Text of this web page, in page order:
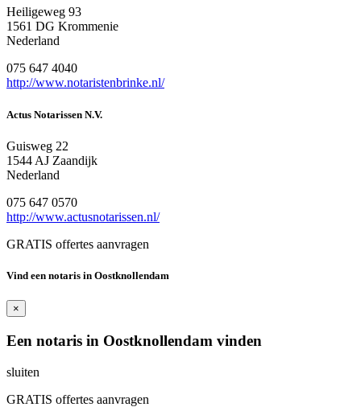
Heiligeweg 93
1561 DG Krommenie
Nederland
075 647 4040
http://www.notaristenbrinke.nl/
Actus Notarissen N.V.
Guisweg 22
1544 AJ Zaandijk
Nederland
075 647 0570
http://www.actusnotarissen.nl/
GRATIS offertes aanvragen
Vind een notaris in Oostknollendam
×
Een notaris in Oostknollendam vinden
sluiten
GRATIS offertes aanvragen